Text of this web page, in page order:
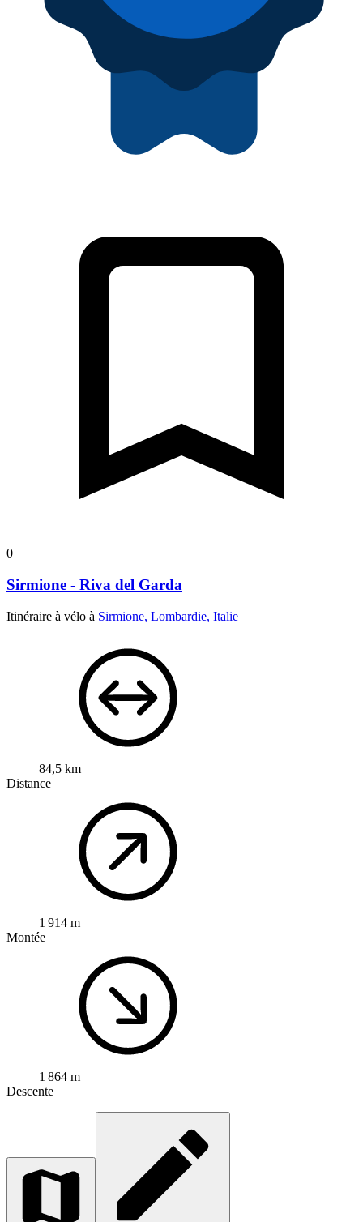
0
Sirmione - Riva del Garda
Itinéraire à vélo à Sirmione, Lombardie, Italie
84,5 km
Distance
1 914 m
Montée
1 864 m
Descente